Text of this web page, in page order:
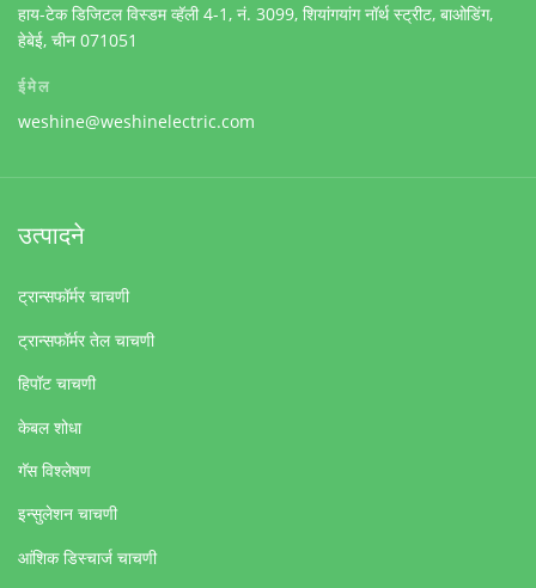
हाय-टेक डिजिटल विस्डम व्हॅली 4-1, नं. 3099, शियांगयांग नॉर्थ स्ट्रीट, बाओडिंग,
हेबेई, चीन 071051
ईमेल
weshine@weshinelectric.com
उत्पादने
ट्रान्सफॉर्मर चाचणी
ट्रान्सफॉर्मर तेल चाचणी
हिपॉट चाचणी
केबल शोधा
गॅस विश्लेषण
इन्सुलेशन चाचणी
आंशिक डिस्चार्ज चाचणी